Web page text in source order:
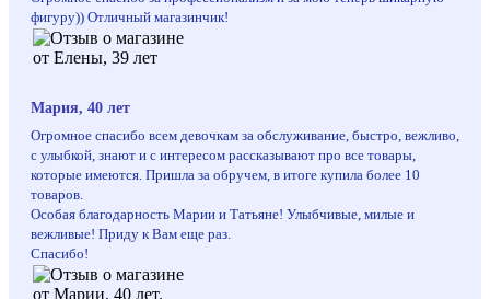
фигуру)) Отличный магазинчик!
Мария, 40 лет
Огромное спасибо всем девочкам за обслуживание, быстро, вежливо,
с улыбкой, знают и с интересом рассказывают про все товары,
которые имеются. Пришла за обручем, в итоге купила более 10
товаров.
Особая благодарность Марии и Татьяне! Улыбчивые, милые и
вежливые! Приду к Вам еще раз.
Спасибо!